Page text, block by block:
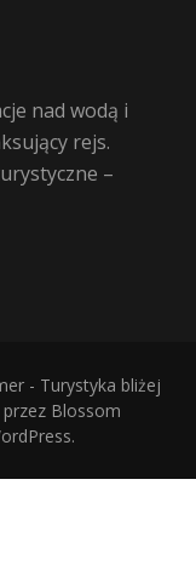
nad wodą i
rejs.
–
- Turystyka bliżej
Blossom
.